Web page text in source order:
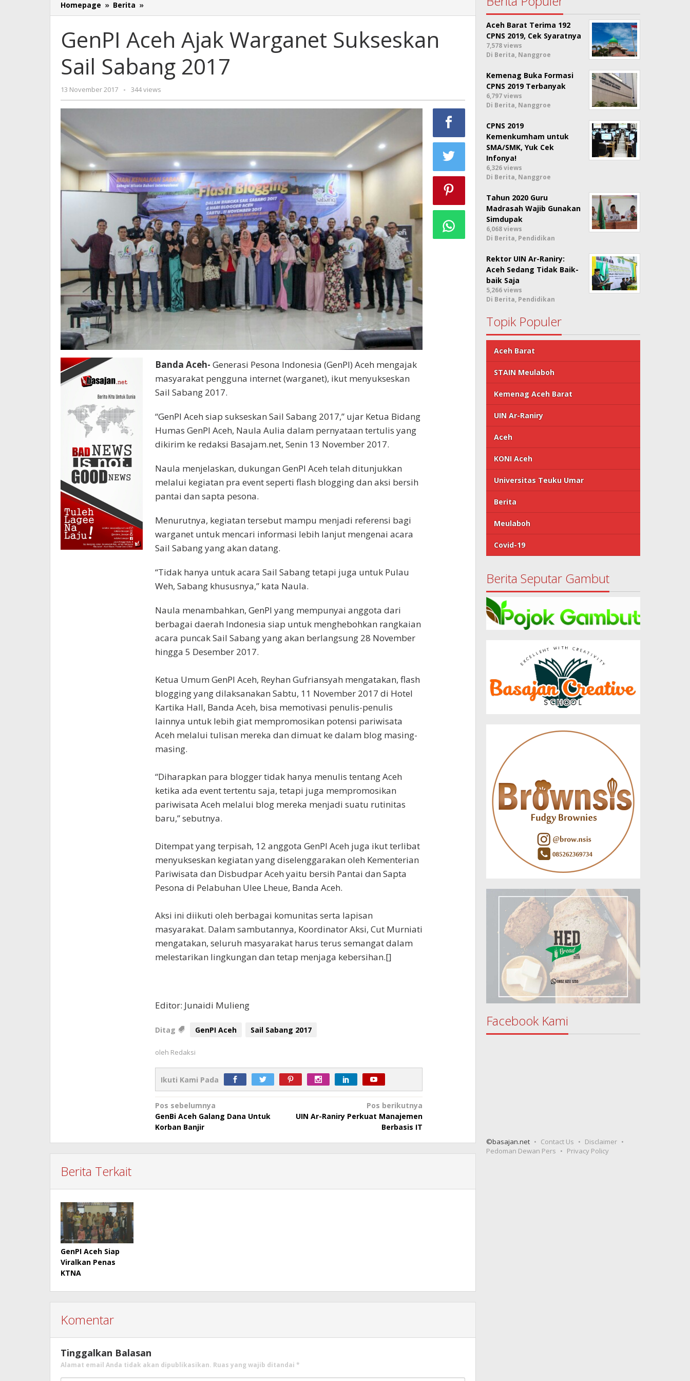
Homepage » Berita »
Aceh
Warganet
Sukseskan
Sabang
GenPI Aceh Ajak Warganet Sukseskan
Sail Sabang 2017
13 November 2017
oleh
Redaksi
- 344 views
Banda Aceh- Generasi Pesona Indonesia (GenPI) Aceh mengajak
masyarakat pengguna internet (warganet), ikut menyukseskan
Sail Sabang 2017.
“GenPI Aceh siap sukseskan Sail Sabang 2017,” ujar Ketua Bidang
Humas GenPI Aceh, Naula Aulia dalam pernyataan tertulis yang
dikirim ke redaksi Basajam.net, Senin 13 November 2017.
Naula menjelaskan, dukungan GenPI Aceh telah ditunjukkan
melalui kegiatan pra event seperti flash blogging dan aksi bersih
pantai dan sapta pesona.
Menurutnya, kegiatan tersebut mampu menjadi referensi bagi
warganet untuk mencari informasi lebih lanjut mengenai acara
Sail Sabang yang akan datang.
“Tidak hanya untuk acara Sail Sabang tetapi juga untuk Pulau
Weh, Sabang khususnya,” kata Naula.
Naula menambahkan, GenPI yang mempunyai anggota dari
berbagai daerah Indonesia siap untuk menghebohkan rangkaian
acara puncak Sail Sabang yang akan berlangsung 28 November
hingga 5 Desember 2017.
Ketua Umum GenPI Aceh, Reyhan Gufriansyah mengatakan, flash
blogging yang dilaksanakan Sabtu, 11 November 2017 di Hotel
Kartika Hall, Banda Aceh, bisa memotivasi penulis-penulis
lainnya untuk lebih giat mempromosikan potensi pariwisata
Aceh melalui tulisan mereka dan dimuat ke dalam blog masing-
masing.
“Diharapkan para blogger tidak hanya menulis tentang Aceh
ketika ada event tertentu saja, tetapi juga mempromosikan
pariwisata Aceh melalui blog mereka menjadi suatu rutinitas
baru,” sebutnya.
Ditempat yang terpisah, 12 anggota GenPI Aceh juga ikut terlibat
menyukseskan kegiatan yang diselenggarakan oleh Kementerian
Pariwisata dan Disbudpar Aceh yaitu bersih Pantai dan Sapta
Pesona di Pelabuhan Ulee Lheue, Banda Aceh.
Aksi ini diikuti oleh berbagai komunitas serta lapisan
masyarakat. Dalam sambutannya, Koordinator Aksi, Cut Murniati
mengatakan, seluruh masyarakat harus terus semangat dalam
melestarikan lingkungan dan tetap menjaga kebersihan.[]
Editor: Junaidi Mulieng
Ditag GenPI Aceh Sail Sabang 2017
oleh Redaksi
Ikuti Kami Pada
Navigasi
pos
Pos sebelumnya
GenBi Aceh Galang Dana Untuk
Korban Banjir
Pos berikutnya
UIN Ar-Raniry Perkuat Manajemen
Berbasis IT
Berita Terkait
GenPI Aceh Siap
Viralkan Penas
KTNA
Komentar
Tinggalkan Balasan
Alamat email Anda tidak akan dipublikasikan. Ruas yang wajib ditandai *
Aceh Barat Terima 192
CPNS 2019, Cek Syaratnya
7,578 views
Di Berita, Nanggroe
Kemenag Buka Formasi
CPNS 2019 Terbanyak
6,797 views
Di Berita, Nanggroe
CPNS 2019
Kemenkumham untuk
SMA/SMK, Yuk Cek
Infonya!
6,326 views
Di Berita, Nanggroe
Tahun 2020 Guru
Madrasah Wajib Gunakan
Simdupak
6,068 views
Di Berita, Pendidikan
Rektor UIN Ar-Raniry:
Aceh Sedang Tidak Baik-
baik Saja
5,266 views
Di Berita, Pendidikan
Topik Populer
Aceh Barat
STAIN Meulaboh
Kemenag Aceh Barat
UIN Ar-Raniry
Aceh
KONI Aceh
Universitas Teuku Umar
Berita
Meulaboh
Covid-19
Berita Seputar Gambut
Facebook Kami
©basajan.net Contact Us
Disclaimer
Pedoman Dewan Pers
Privacy Policy